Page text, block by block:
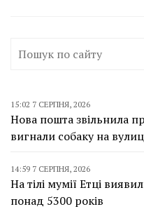
15:02 7 СЕРПНЯ, 2026
Нова пошта звільнила
вигнали собаку на
14:59 7 СЕРПНЯ, 2026
На тілі мумії Етці
понад 5300 років